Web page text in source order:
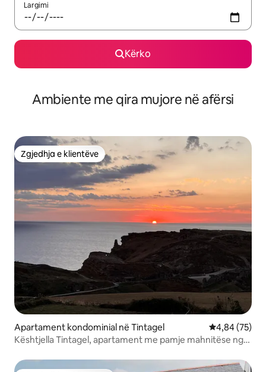
Largimi
Kërko
Ambiente me qira mujore në afërsi
Zgjedhja e klientëve
Zgjedhja e klientëve
Apartament kondominial në Tintagel Vlerësimi
4,84 (75)
Kështjella Tintagel, apartament me pamje mahnitëse nga